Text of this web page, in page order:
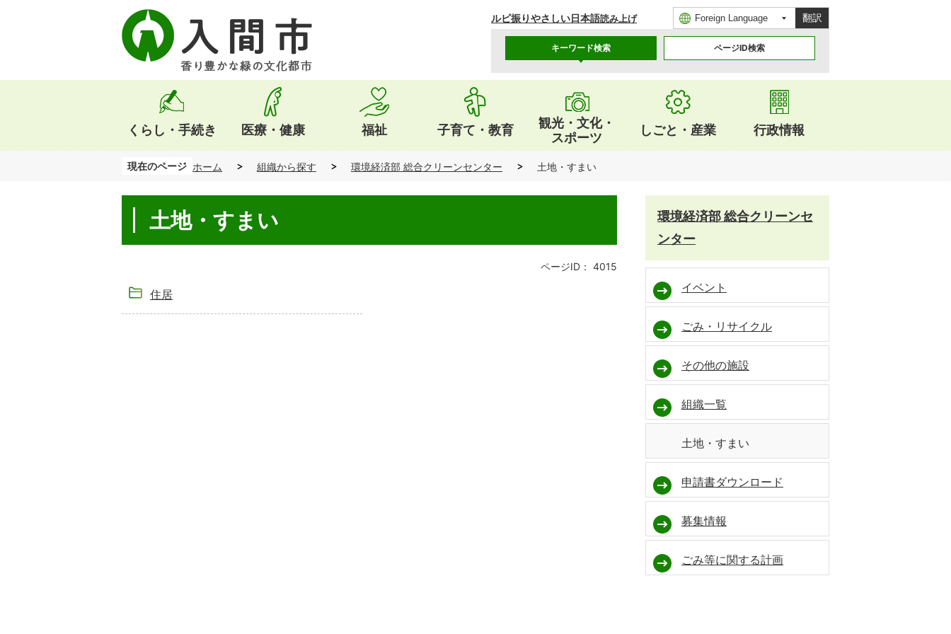
ルビ振りやさしい日本語読み上げ 翻訳
キーワード検索 ページID検索
くらし・手続き 医療・健康 福祉 子育て・教育
観光・文化・
スポーツ
しごと・産業 行政情報
現在のページ ホーム 組織から探す 環境経済部 総合クリーンセンター 土地・すまい
土地・すまい
ページID： 4015
住居
環境経済部 総合クリーンセ
ンター
イベント
ごみ・リサイクル
その他の施設
組織一覧
土地・すまい
申請書ダウンロード
募集情報
ごみ等に関する計画